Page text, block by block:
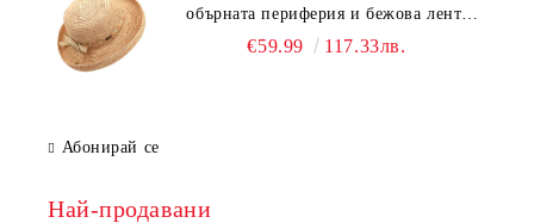
обърната периферия и бежова лента
Fratelli Mazzanti | Натурален
€59.99 117.33лв.
Абонирай се
Най-продавани